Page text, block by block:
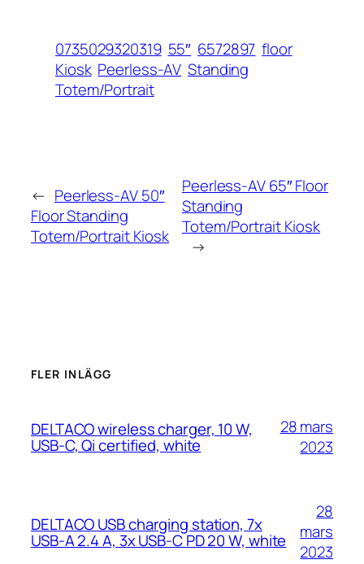
0735029320319 55″ 6572897 floor
Kiosk Peerless-AV Standing
Totem/Portrait
← Peerless-AV 50″
Floor Standing
Totem/Portrait Kiosk
Peerless-AV 65″ Floor
Standing
Totem/Portrait Kiosk
→
FLER INLÄGG
DELTACO wireless charger, 10 W,
USB-C, Qi certified, white
28 mars
2023
DELTACO USB charging station, 7x
USB-A 2.4 A, 3x USB-C PD 20 W, white
28
mars
2023